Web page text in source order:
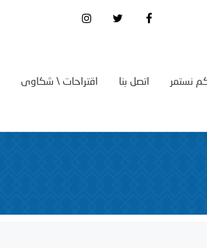
اقتراحات \ شكاوى اتصل بنا نستمر